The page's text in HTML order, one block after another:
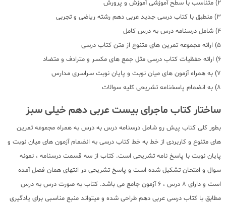
2) متناسب با سطح آموزشی آموزش و پرورش
3) منطبق با کتاب درسی جدید عربی دهم رشته ریاضی و تجربی
4) شامل درسنامه درس به درس کامل
5) ارائه مجموعه تمرین های متنوع از متن کتاب درسی
6) ارائه حفظیات کتاب درسی مثل جمع های مکسر و مترادف و متضاد
7) به همراه آزمون های میان نوبت و پایان نوبت سراسری مدارس
8) به انضمام پاسخنامه تشریحی کلیه سوالات
ساختار کتاب ماجرای بیست عربی دهم خیلی سبز
بطور کلی کتاب پیش رو شامل درسنامه درس به درس به همراه مجموعه تمرین
های متنوع و کاربردی از خط به خط کتاب درسی به انضمام آزمون های میان نوبت و
پایان نوبت با پاسخ نامه تشریحی است. کتاب از سه قسمت درسنامه ، نمونه
سوال و امتحان تشکیل شده است و پاسخ تشریحی در انتهای همان فصل آمده
است و دارای 8 درس ، 6 آزمون جامع می باشد. کتاب به صورت درس به درس
مطابق با کتاب درسی عربی دهم طراحی شده و میتواند منبع مناسبی برای یادگیری